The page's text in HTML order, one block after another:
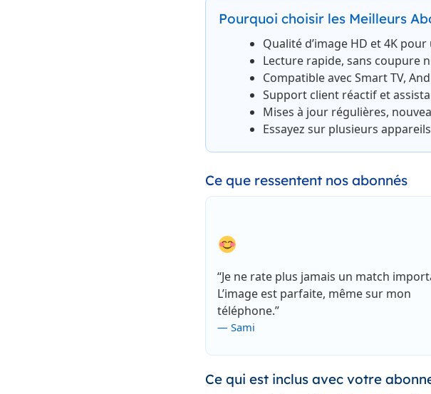
Pourquoi choisir les Meilleurs
Qualité d’image HD et 4K
Lecture rapide, sans coupure
Compatible avec Smart TV,
Support client réactif et
Mises à jour régulières,
Essayez sur plusieurs
Ce que ressentent nos abonnés
“Je ne rate plus jamais un match
L’image est parfaite, même sur mon
téléphone.”
— Sami
Ce qui est inclus avec votre